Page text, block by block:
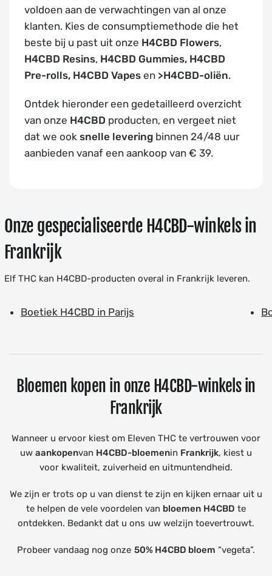
voldoen aan de verwachtingen van al onze
klanten. Kies de consumptiemethode die het
beste bij u past uit onze H4CBD Flowers,
H4CBD Resins, H4CBD Gummies, H4CBD
Pre-rolls, H4CBD Vapes en >H4CBD-oliën.
Ontdek hieronder een gedetailleerd overzicht
van onze H4CBD producten, en vergeet niet
dat we ooksnelle levering binnen 24/48 uur
aanbieden vanaf een aankoop van € 39.
Onze gespecialiseerde H4CBD-winkels in
Frankrijk
Elf THC kan H4CBD-producten overal in Frankrijk leveren.
Boetiek H4CBD in Parijs
Bloemen kopen in onze H4CBD-winkels in
Frankrijk
Wanneer u ervoor kiest om Eleven THC te vertrouwen voor
uw aankopenvan H4CBD-bloemenin Frankrijk, kiest u
voor kwaliteit, zuiverheid en uitmuntendheid.
We zijn er trots op u van dienst te zijn en kijken ernaar uit u
te helpen de vele voordelen van bloemen H4CBD te
ontdekken. Bedankt dat u ons uw welzijn toevertrouwt.
Probeer vandaag nog onze 50% H4CBD bloem “vegeta”.